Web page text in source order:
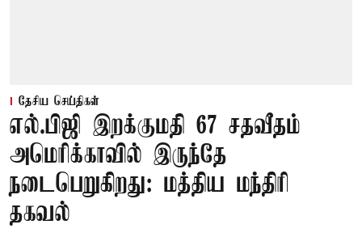
தேசிய செய்திகள்
எல்.பிஜி இறக்குமதி 67 சதவீதம்
அமெரிக்காவில் இருந்தே
நடைபெறுகிறது: மத்திய மந்திரி
தகவல்